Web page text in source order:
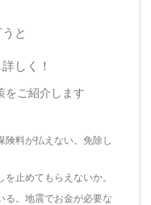
と
しく！
をご紹介します
料が払えない。免除し
止めてもらえないか。
。地震でお金が必要な